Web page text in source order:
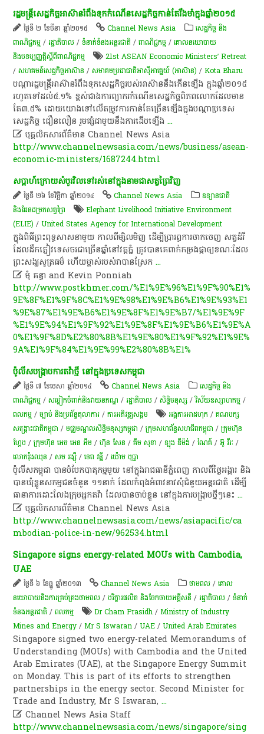
រដ្ឋមន្ត្រី​សេដ្ឋកិច្ច​អាស៊ាន​រំពឹង​ទុក​កំណើនសេដ្ឋកិច្ច​កាន់តែ​រឹង​មាំ​ក្នុង​ឆ្នាំ​២០១៥
ថ្ងៃទី ២ ខែមីនា ឆ្នាំ២០១៥ Channel News Asia
សេដ្ឋកិច្ច និង
ពាណិជ្ជកម្ម /រដ្ឋាភិបាល /ទំនាក់ទំនងអន្តរជាតិ /ពាណិជ្ជកម្ម /គោលនយោបាយ
និងបទប្បញ្ញត្តិស្តីពីពាណិជ្ជកម្ម
21st ASEAN Economic Ministers’ Retreat
/សហគមន៍​សេដ្ឋកិច្ច​អាស៊ាន /សមាគម​ប្រជាជាតិ​អាស៊ី​អាគ្នេយ៍​ (​អាស៊ាន​)​ /Kota Bharu
បណ្តា​រដ្ឋមន្ត្រី​អាស៊ាន​រំពឹង​ទុក​សេដ្ឋកិច្ច​របស់​អាស៊ាន​នឹង​កើនឡើង​ ក្នុង​ឆ្នាំ​២០១៥​
រហូត​ទៅ​ដល់​៥.១%​ ខ្ពស់​ជាង​ការ​ព្យាករ​កំណើន​សេដ្ឋកិច្ច​ពិភពលោក​ដែល​មាន​
តែ​៣.៥%​ ដោយ​យោង​ទៅ​លើ​តម្រូវការ​កាន់តែ​ច្រើន​ឡើង​ក្នុង​បណ្តា​ប្រទេស​
សេដ្ឋកិច្ច​ ជឿនលឿន​ រួមផ្សំ​ជាមួយនឹង​ការ​ងើបឡើង...
 បុគ្គលិកសារព័ត៌មាន Channel News Asia
http://www.channelnewsasia.com/news/business/asean-
economic-ministers/1687244.html
សប្តាហ៍​ក្រោយ​សំបូរ​វិល​ទៅ​រស់​នៅ​ក្នុង​នាម​ជាសត្វ​ព្រៃ​វិញ
ថ្ងៃទី ២៦ ខែវិច្ឆិកា ឆ្នាំ២០១៤ Channel News Asia
ឧទ្យានជាតិ
និងដែនជម្រកសត្វព្រៃ
Elephant Livelihood Initiative Environment
(ELIE) /United States Agency for International Development
ក្នុង​ពិធី​ព្រះពុទ្ធ​សាសនា​មួយ កាល​ពី​ម្សិលមិញ ដើម្បី​ប្រារព្ធ​ការ​ចាក​ចេញ​ សត្វ​ដំរី​
ដែល​ដឹក​​ភ្ញៀវ​​ទេសចរ​ជា​ច្រើន​ឆ្នាំ​នៅ​វត្ត​ភ្នំ ត្រូវ​បាន​​គេ​ពាក់​កម្រង​ផ្កា​ឲ្យ​ខណៈ​ដែល​
ព្រះ​សង្ឃ​​សូត្រ​ធម៌ ហើយ​​ម្ចាស់​របស់​វា​បាន​ស្រែក...
 មុំ គន្ធា and Kevin Ponniah
http://www.postkhmer.com/%E1%9E%96%E1%9F%90%E1%
9E%8F%E1%9F%8C%E1%9E%98%E1%9E%B6%E1%9E%93%E1
%9E%87%E1%9E%B6%E1%9E%8F%E1%9E%B7/%E1%9E%9F
%E1%9E%94%E1%9F%92%E1%9E%8F%E1%9E%B6%E1%9E%A
0%E1%9F%8D%E2%80%8B%E1%9E%80%E1%9F%92%E1%9E%
9A%E1%9F%84%E1%9E%99%E2%80%8B%E1%
ប៉ូ​លី​ស​បង្ក្រាប​ការ​តវ៉ា​ថ្មី​ នៅ​ក្នុង​ប្រទេស​កម្ពុជា​
ថ្ងៃទី ៧ ខែមេសា ឆ្នាំ២០១៤ Channel News Asia
សេដ្ឋកិច្ច និង
ពាណិជ្ជកម្ម /​សម្លៀក​បំពាក់​និង​វាយ​ន​ភ​ណ្ឌ​ /រដ្ឋាភិបាល /សិទ្ធិមនុស្ស /វិស័យឧស្សាហកម្ម /
ពល​កម្ម /ច្បាប់ និងប្រព័ន្ធតុលាការ /ការ​អភិវឌ្ឍ​សង្គម អង្គការអាដហុក /គណបក្ស
សង្គ្រោះជាតិកម្ពុជា /មជ្ឈមណ្ឌលសិទ្ធិមនុស្សកម្ពុជា /ក្រុម​សហព័ន្ធ​សហជីព​កម្ពុជា​ /ក្រុមហ៊ុន
ហ្គែប /ក្រុមហ៊ុន អេច អេន អឹម /ហ៊ុន សែន /គឹម សុខា /ឡុង ឌីម៉ង់ /ណៃគ៍ /អ៊ូ វីរៈ /
លោករ៉ុងឈុន /សម រង្ស៊ី /ទេព វន្នី /យ៉ោម បុប្ផា
ប៉ូ​លី​ស​កម្ពុជា​ បាន​បំបែក​បាតុកម្ម​មួយ​ នៅ​ក្នុង​រាជធានី​ភ្នំពេញ​ កាលពី​ថ្ងៃ​អង្គារ​ និង​
បាន​ឃុំខ្លួន​សកម្មជន​ចំនួន​ ១១​នាក់​ ដែល​កំពុង​អំពាវនាវ​សុំ​ជំនួយ​អន្ដរជាតិ​ ដើម្បី​
ធានា​ការ​ដោះ​លែង​ក្រុម​អ្នក​តវ៉ា​ ដែល​បាន​ចាប់ខ្លួន​ នៅ​ក្នុង​ការ​បង្ក្រាប​ថ្មីៗ​នេះ...
 បុគ្គលិកសារព័ត៌មាន Channel News Asia
http://www.channelnewsasia.com/news/asiapacific/ca
mbodian-police-in-new/962534.html
Singapore signs energy-related MOUs with Cambodia,
UAE
ថ្ងៃទី ៦ ខែធ្នូ ឆ្នាំ២០១៣ Channel News Asia ថាមពល /គោល
នយោបាយ​និង​ការគ្រប់គ្រង​ថាមពល /បរិក្ខារផលិត និងចែកចាយអគ្គីសនី /រដ្ឋាភិបាល /ទំនាក់
ទំនងអន្តរជាតិ /ពល​កម្ម Dr Cham Prasidh /Ministry of Industry
Mines and Energy /Mr S Iswaran /UAE /United Arab Emirates
Singapore signed two energy-related Memorandums of
Understanding (MOUs) with Cambodia and the United
Arab Emirates (UAE), at the Singapore Energy Summit
on Monday. This is part of its efforts to strengthen
partnerships in the energy sector. Second Minister for
Trade and Industry, Mr S Iswaran,...
 Channel News Asia Staff
http://www.channelnewsasia.com/news/singapore/sing